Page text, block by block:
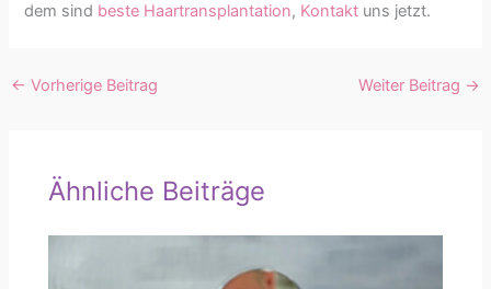
dem sind beste Haartransplantation, Kontakt uns jetzt.
← Vorherige Beitrag Weiter Beitrag →
Ähnliche Beiträge